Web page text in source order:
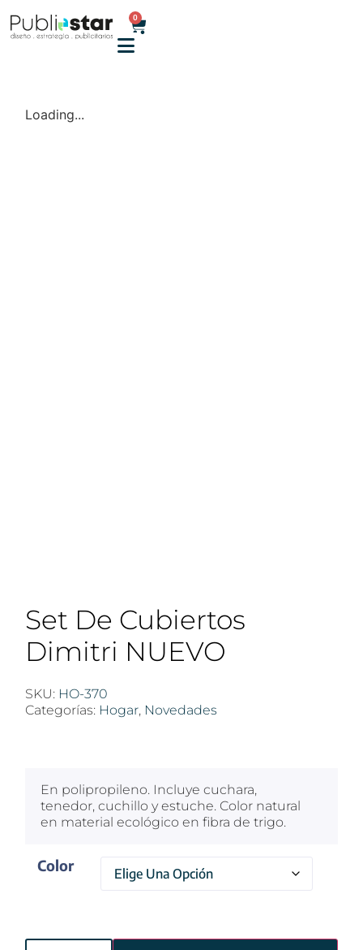
0
Loading...
Set De Cubiertos
Dimitri NUEVO
SKU: HO-370
Categorías: Hogar, Novedades
En polipropileno. Incluye cuchara,
tenedor, cuchillo y estuche. Color natural
en material ecológico en fibra de trigo.
Color